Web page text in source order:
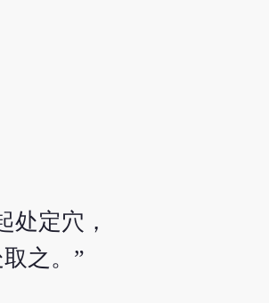
处定穴，
之。”